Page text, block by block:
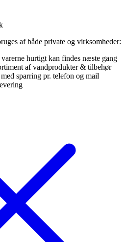
af både private og virksomheder:
hurtigt kan findes næste gang
af vandprodukter & tilbehør
sparring pr. telefon og mail